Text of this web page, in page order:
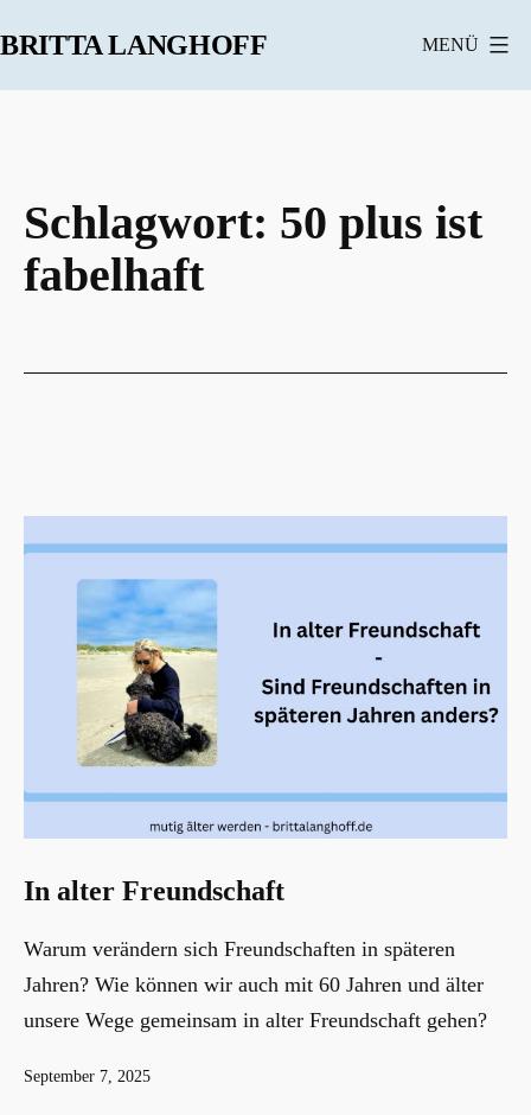
Inhalt
BRITTA LANGHOFF MENÜ
Schlagwort: 50 plus ist
fabelhaft
In alter Freundschaft
Warum verändern sich Freundschaften in späteren
Jahren? Wie können wir auch mit 60 Jahren und älter
unsere Wege gemeinsam in alter Freundschaft gehen?
Veröffentlicht
September 7, 2025